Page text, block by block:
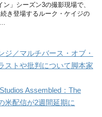
ン」シーズン3の撮影現場で、
き登場するルーク・ケイジの
ジ／マルチバース・オブ・
ストや批判について脚本家
Assembled：The
米配信が2週間延期に